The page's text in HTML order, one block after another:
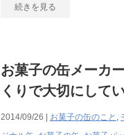
続きを見る
お菓子の缶メーカ
くりで大切にして
2014/09/26 | お菓子の缶のこと ,